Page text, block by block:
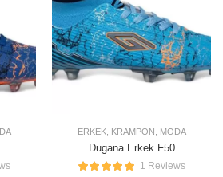
ERKEK, KRAMPON MODA
Dugana Erkek F50
Krampon Turkuaz Lacivert
1 Reviews